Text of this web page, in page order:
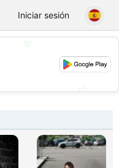
Iniciar sesión